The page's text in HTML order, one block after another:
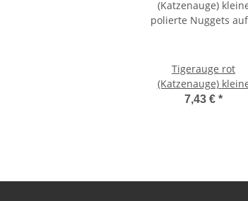
Tigerauge rot
(Katzenauge) kleine
polierte Nuggets auf
7,43 € *